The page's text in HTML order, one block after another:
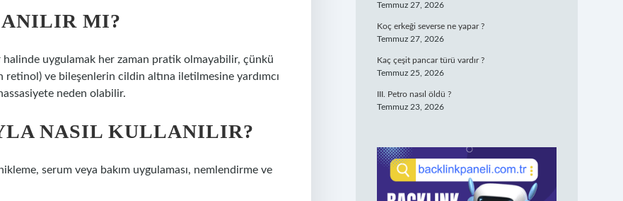
MI?
uygulamak her zaman pratik olmayabilir, çünkü
ve bileşenlerin cildin altına iletilmesine yardımcı
neden olabilir.
NASIL KULLANILIR?
serum veya bakım uygulaması, nemlendirme ve
Temmuz 27, 2026
Koç erkeği severse ne yapar ?
Temmuz 27, 2026
Kaç çeşit pancar türü vardır ?
Temmuz 25, 2026
III. Petro nasıl öldü ?
Temmuz 23, 2026